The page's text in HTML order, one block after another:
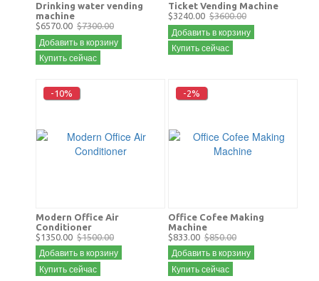
Drinking water vending
machine
$6570.00 $7300.00
Добавить в корзину
Купить сейчас
Ticket Vending Machine
$3240.00 $3600.00
Добавить в корзину
Купить сейчас
-10%
Modern Office Air
Conditioner
$1350.00 $1500.00
Добавить в корзину
Купить сейчас
-2%
Office Cofee Making
Machine
$833.00 $850.00
Добавить в корзину
Купить сейчас